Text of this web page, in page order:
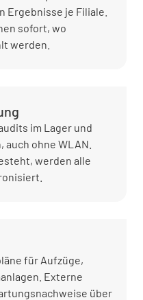
Ergebnisse je Filiale.
sofort, wo
werden.
im Lager und
ohne WLAN.
werden alle
für Aufzüge,
Externe
über